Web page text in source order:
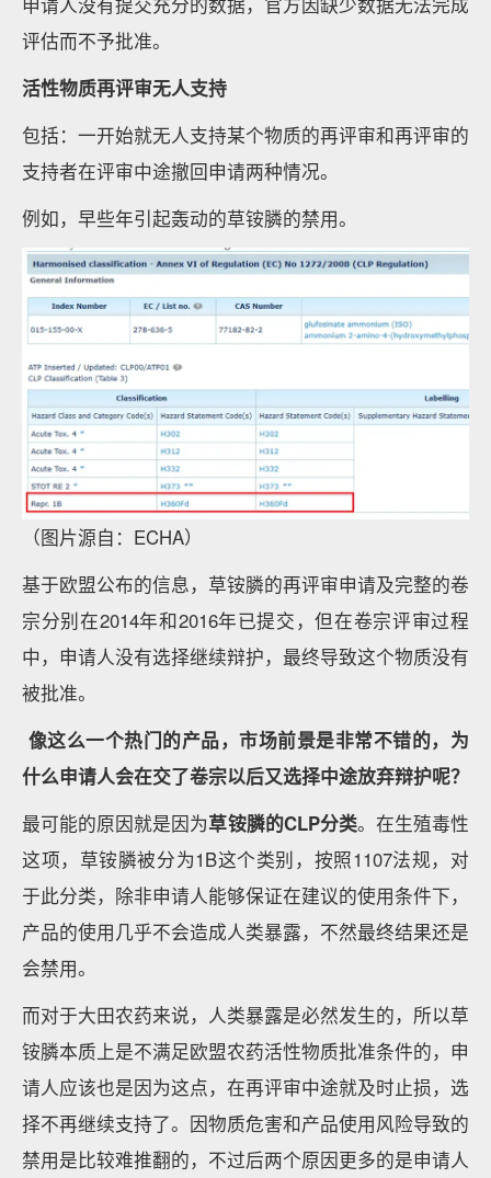
评估而不予批准。
活性物质再评审无人支持
包括：一开始就无人支持某个物质的再评审和再评审的
支持者在评审中途撤回申请两种情况。
例如，早些年引起轰动的草铵膦的禁用。
（图片源自：ECHA）
基于欧盟公布的信息，草铵膦的再评审申请及完整的卷
宗分别在2014年和2016年已提交，但在卷宗评审过程
中，申请人没有选择继续辩护，最终导致这个物质没有
被批准。
像这么一个热门的产品，市场前景是非常不错的，为
什么申请人会在交了卷宗以后又选择中途放弃辩护呢？
最可能的原因就是因为草铵膦的CLP分类。在生殖毒性
这项，草铵膦被分为1B这个类别，按照1107法规，对
于此分类，除非申请人能够保证在建议的使用条件下，
产品的使用几乎不会造成人类暴露，不然最终结果还是
会禁用。
而对于大田农药来说，人类暴露是必然发生的，所以草
铵膦本质上是不满足欧盟农药活性物质批准条件的，申
请人应该也是因为这点，在再评审中途就及时止损，选
择不再继续支持了。因物质危害和产品使用风险导致的
禁用是比较难推翻的，不过后两个原因更多的是申请人